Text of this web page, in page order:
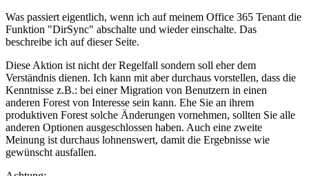
Was passiert eigentlich, wenn ich auf meinem Office 365 Tenant die
Funktion "DirSync" abschalte und wieder einschalte. Das
beschreibe ich auf dieser Seite.
Diese Aktion ist nicht der Regelfall sondern soll eher dem
Verständnis dienen. Ich kann mit aber durchaus vorstellen, dass die
Kenntnisse z.B.: bei einer Migration von Benutzern in einen
anderen Forest von Interesse sein kann. Ehe Sie an ihrem
produktiven Forest solche Änderungen vornehmen, sollten Sie alle
anderen Optionen ausgeschlossen haben. Auch eine zweite
Meinung ist durchaus lohnenswert, damit die Ergebnisse wie
gewünscht ausfallen.